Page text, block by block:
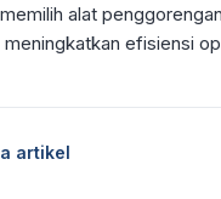
alat
meningkatkan efisiensi
artikel